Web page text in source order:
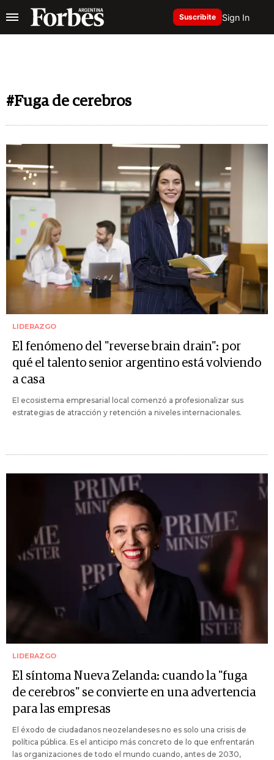
Suscribite Sign In
#Fuga de cerebros
LIDERAZGO
El fenómeno del "reverse brain drain": por
qué el talento senior argentino está volviendo
a casa
El ecosistema empresarial local comenzó a profesionalizar sus
estrategias de atracción y retención a niveles internacionales.
LIDERAZGO
El síntoma Nueva Zelanda: cuando la "fuga
de cerebros" se convierte en una advertencia
para las empresas
El éxodo de ciudadanos neozelandeses no es solo una crisis de
política pública. Es el anticipo más concreto de lo que enfrentarán
las organizaciones de todo el mundo cuando, antes de 2030,